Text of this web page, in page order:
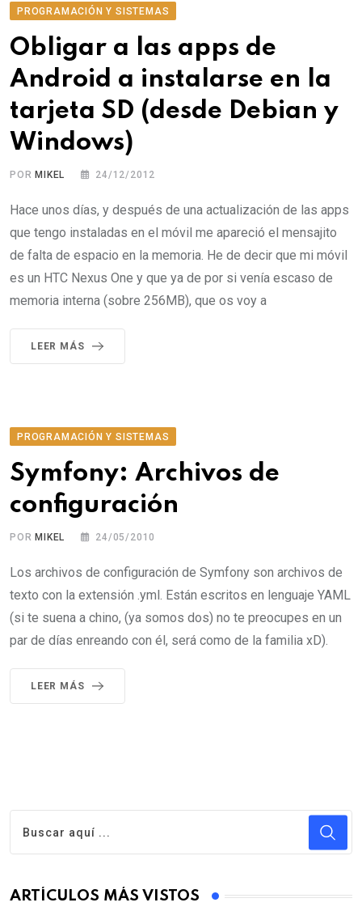
PROGRAMACIÓN Y SISTEMAS
Obligar a las apps de
Android a instalarse en la
tarjeta SD (desde Debian y
Windows)
POR MIKEL 24/12/2012
Hace unos días, y después de una actualización de las apps
que tengo instaladas en el móvil me apareció el mensajito
de falta de espacio en la memoria. He de decir que mi móvil
es un HTC Nexus One y que ya de por si venía escaso de
memoria interna (sobre 256MB), que os voy a
LEER MÁS
PROGRAMACIÓN Y SISTEMAS
Symfony: Archivos de
configuración
POR MIKEL 24/05/2010
Los archivos de configuración de Symfony son archivos de
texto con la extensión .yml. Están escritos en lenguaje YAML
(si te suena a chino, (ya somos dos) no te preocupes en un
par de días enreando con él, será como de la familia xD).
LEER MÁS
ARTÍCULOS MÁS VISTOS